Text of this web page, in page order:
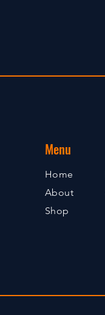
Menu
Home
About
Shop